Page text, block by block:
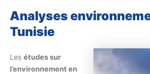
Analyses
Tunisie
Les études sur
l’environnement en